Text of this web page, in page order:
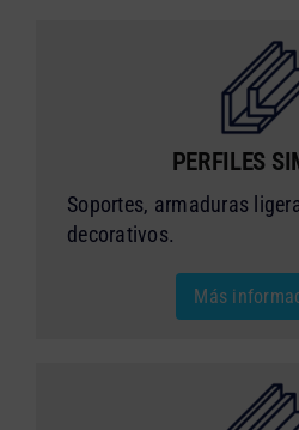
PERFILES
Soportes, armaduras
decorativos.
Más